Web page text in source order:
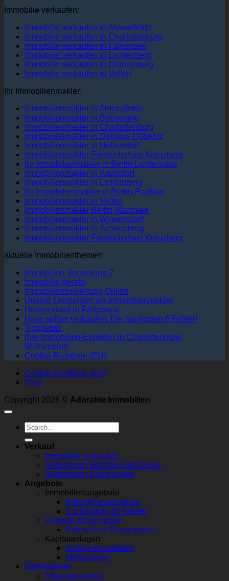
Immobilie verkaufen:
Immobilie verkaufen in Ahrensfelde
Immobilie verkaufen in Charlottenburg
Immobilie verkaufen in Falkensee
Immobilie verkaufen in Lichtenberg
Immobilie verkaufen in Oranienburg
Immobilie verkaufen in Velten
Ihr Immobilienmakler:
Immobilienmakler in Ahrensfelde
Immobilienmakler in Brieselang
Immobilienmakler in Charlottenburg
Immobilienmakler in Dallgow-Döberitz
Immobilienmakler in Hellersdorf
Immobilienmakler Friedrichshain Kreuzberg
Ihr Immobilienmakler in Berlin Lichtenrade
Immobilienmakler in Kaulsdorf
Immobilienmakler in Lichtenberg
Ihr Immobilienmakler in Berlin-Pankow
Immobilienmakler in Velten
Immobilienmakler Berlin Wannsee
Immobilienmakler in Wilmersdorf
Immobilienmakler in Schöneberg
Immobilienmakler Friedrichshain Kreuzberg
aktuelle Immobilienthemen:
Immobilien-Verrentung 2
Immobilie geerbt
Immobilienbewertung Online
Unsere Leistungen als Immobilienmakler
Hausverkauf in Falkensee
Haus selber verkaufen: Die häufigsten 6 Fehler!
Tippgeber
Ihre Immobilien-Experten in Charlottenburg-
Wilmersdorf
Cookie-Richtlinie (EU)
Cookie-Richtlinie (EU)
Blog
Copyright 2026 © Adorable Immobilien
Verkauf
Immobilie verkaufen
Referenzen Mehrfamilienhäuser
Referenzen Baugruppen
Angebote
Immobilienangebote
Immobilienangebote
Suchauftrag für Käufer
Projekte Baugruppen
Referenzen Baugruppen
Kapitalanlagen
Anlage-Immobilien
Mietshäuser
Zinsrechner
Tilgungsrechner